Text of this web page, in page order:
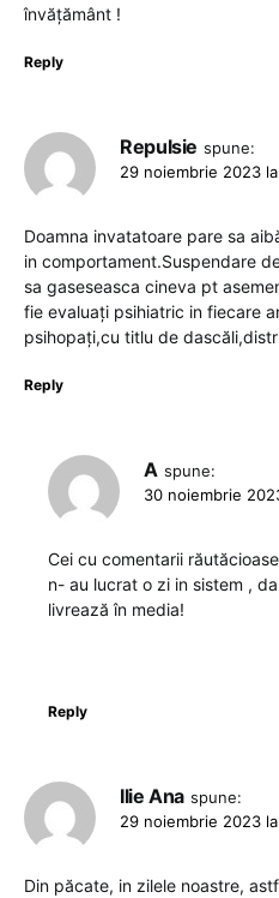
învățământ !
Reply
Repulsie spune:
29 noiembrie 2023
Doamna invatatoare pare sa
in comportament.Suspendare
sa gaseseasca cineva pt
fie evaluați psihiatric in fiecare
psihopați,cu titlu de
Reply
A spune:
30 noiembrie
Cei cu comentarii
n- au lucrat o zi in sistem ,
livrează în media!
Reply
Ilie Ana spune:
29 noiembrie 2023 la
Din păcate, in zilele noastre,